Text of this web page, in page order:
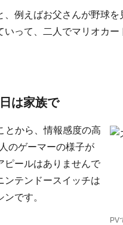
例えばお父さんが野球
って、二人でマリオカ
は家族で
PV
から、情報感度の高
のゲーマーの様子が
ピールはありませんで
ンテンドースイッチは
です。